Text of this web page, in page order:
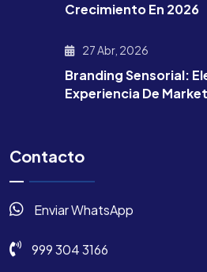
Crecimiento En 2026
27 Abr, 2026
Branding Sensorial:
Experiencia De
Contacto
Enviar WhatsApp
999 304 3166